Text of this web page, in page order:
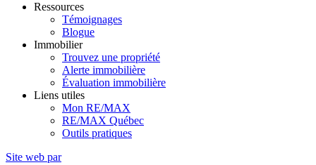
Ressources
Témoignages
Blogue
Immobilier
Trouvez une propriété
Alerte immobilière
Évaluation immobilière
Liens utiles
Mon RE/MAX
RE/MAX Québec
Outils pratiques
Site web par